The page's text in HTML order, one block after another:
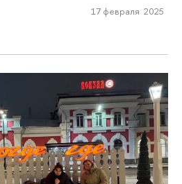
17 февраля 2025